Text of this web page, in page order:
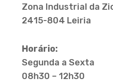
Zona Industrial da
2415-804 Leiria
Horário:
Segunda a Sexta
08h30 – 12h30